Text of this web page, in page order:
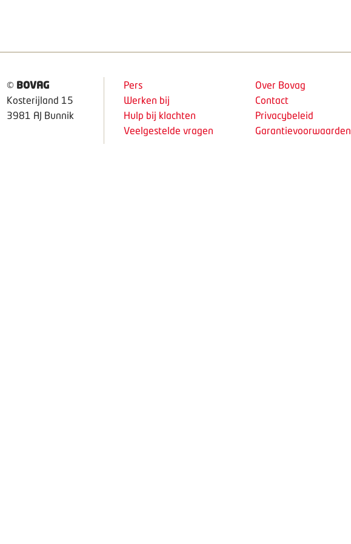
© BOVAG
Kosterijland 15
3981 AJ Bunnik
Pers
Werken bij
Hulp bij klachten
Veelgestelde vragen
Over Bovag
Contact
Privacybeleid
Garantievoorwaarden